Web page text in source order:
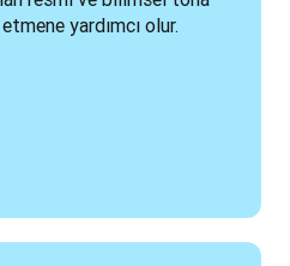
yardımcı olur.